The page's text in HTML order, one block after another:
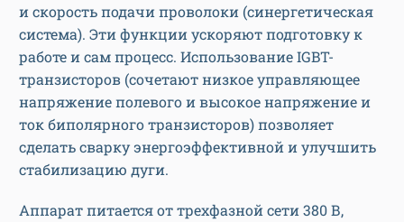
и скорость подачи проволоки (синергетическая
система). Эти функции ускоряют подготовку к
работе и сам процесс. Использование IGBT-
транзисторов (сочетают низкое управляющее
напряжение полевого и высокое напряжение и
ток биполярного транзисторов) позволяет
сделать сварку энергоэффективной и улучшить
стабилизацию дуги.
Аппарат питается от трехфазной сети 380 В,